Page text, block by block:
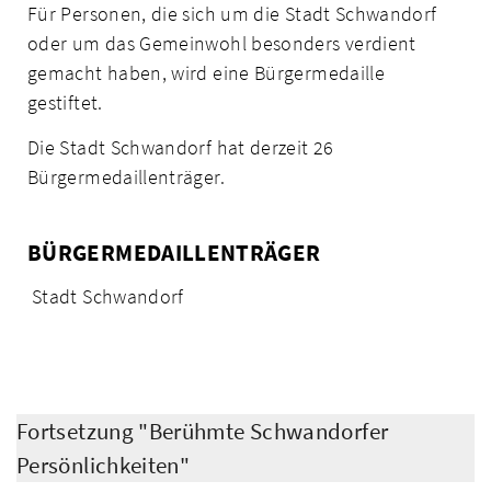
Für Personen, die sich um die Stadt Schwandorf
oder um das Gemeinwohl besonders verdient
gemacht haben, wird eine Bürgermedaille
gestiftet.
Die Stadt Schwandorf hat derzeit 26
Bürgermedaillenträger.
BÜRGERMEDAILLENTRÄGER
Stadt Schwandorf
Fortsetzung "Berühmte Schwandorfer
Persönlichkeiten"